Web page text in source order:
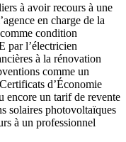
à avoir recours à une
en charge de la
condition
par l’électricien
à la rénovation
comme un
d’Économie
encore un tarif de revente
solaires photovoltaïques
à un professionnel